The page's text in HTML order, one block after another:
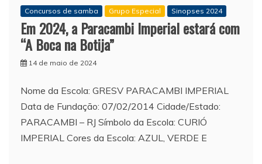
Concursos de samba Grupo Especial Sinopses 2024
Em 2024, a Paracambi Imperial estará com
“A Boca na Botija”
14 de maio de 2024
Nome da Escola: GRESV PARACAMBI IMPERIAL
Data de Fundação: 07/02/2014 Cidade/Estado:
PARACAMBI – RJ Símbolo da Escola: CURIÓ
IMPERIAL Cores da Escola: AZUL, VERDE E